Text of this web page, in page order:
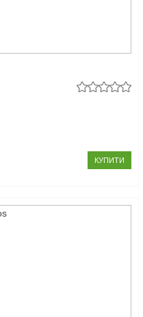
КУПИТИ